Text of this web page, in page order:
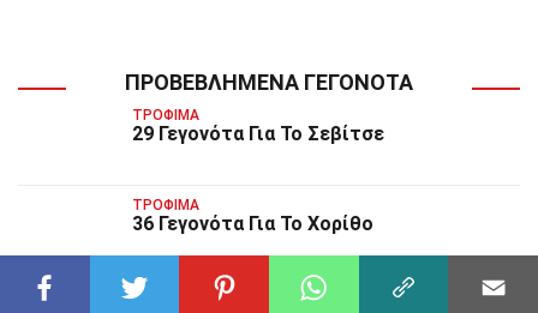
ΠΡΟΒΕΒΛΗΜΈΝΑ ΓΕΓΟΝΌΤΑ
ΤΡΌΦΙΜΑ
29 Γεγονότα Για Το Σεβίτσε
ΤΡΌΦΙΜΑ
36 Γεγονότα Για Το Χορίθο
ΤΡΌΦΙΜΑ